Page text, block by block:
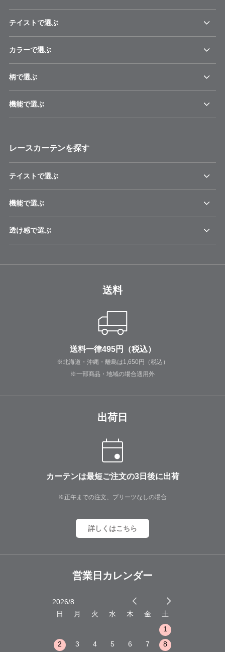
テイストで選ぶ
カラーで選ぶ
柄で選ぶ
機能で選ぶ
レースカーテンを探す
テイストで選ぶ
機能で選ぶ
透け感で選ぶ
送料
送料一律495円（税込）
※北海道・沖縄・離島は1,650円（税込）
※一部商品・地域の場合適用外
出荷日
カーテンは最短ご注文の3日後に出荷
※正午までの注文、プリーツなしの場合
詳しくはこちら
営業日カレンダー
2026/8
日
月 火 水 木 金
土
1
2
3 4 5 6 7
8